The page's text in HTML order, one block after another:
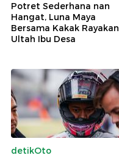
Potret Sederhana nan
Hangat, Luna Maya
Bersama Kakak Rayakan
Ultah Ibu Desa
detikOto